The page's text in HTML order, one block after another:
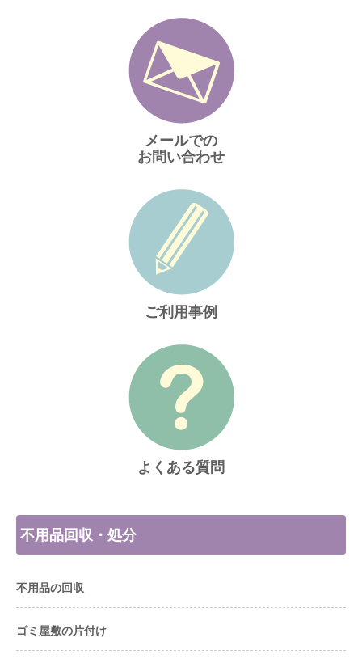
メールでの
お問い合わせ
ご利用事例
よくある質問
不用品回収・処分
不用品の回収
ゴミ屋敷の片付け